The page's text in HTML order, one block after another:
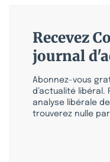
Recevez
journal
Abonnez-vous
d’actualité libéral.
analyse libérale
trouverez nulle